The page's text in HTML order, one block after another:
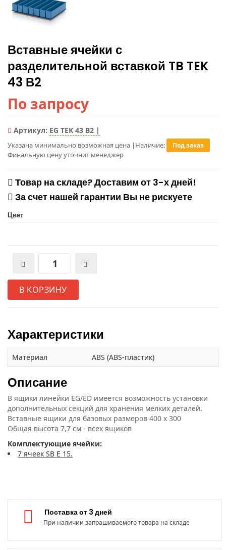
Вставные ячейки с
разделительной вставкой TB TEK
43 В2
По запросу
Артикул: EG TEK 43 B2 |
Указана минимально возможная цена |
Финальную цену уточнит менеджер
Наличие: Под заказ
Товар на складе? Доставим от 3-х дней!
За счет нашей гарантии Вы не рискуете
Цвет
В КОРЗИНУ
Характеристики
Материал ABS (ABS-пластик)
Описание
В ящики линейки EG/ED имеется возможность установки
дополнительных секций для хранения мелких деталей.
Вставные ящики для базовых размеров 400 x 300
Общая высота 7,7 см - всех ящиков
Комплектующие ячейки:
7 ячеек SB E 15.
Поставка от 3 дней
При наличии запрашиваемого товара на складе